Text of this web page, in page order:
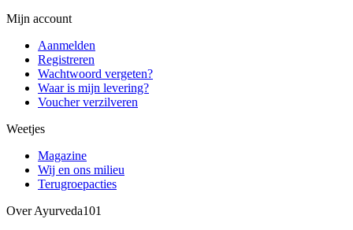
Mijn account
Aanmelden
Registreren
Wachtwoord vergeten?
Waar is mijn levering?
Voucher verzilveren
Weetjes
Magazine
Wij en ons milieu
Terugroepacties
Over Ayurveda101